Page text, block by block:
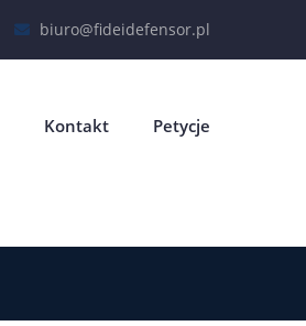
biuro@fideidefensor.pl
Kontakt Petycje